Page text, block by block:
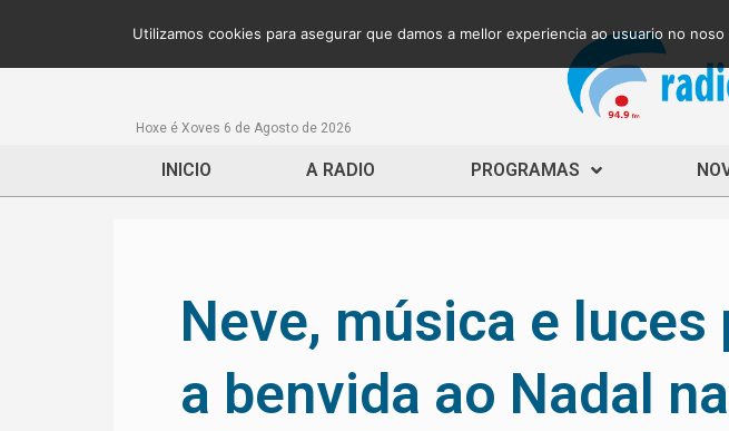
Hoxe é Xoves 6 de Agosto de 2026
INICIO A RADIO PROGRAMAS
Neve, música e luces
a benvida ao Nadal na
Utilizamos cookies para asegurar que damos a mellor experiencia ao usuario no